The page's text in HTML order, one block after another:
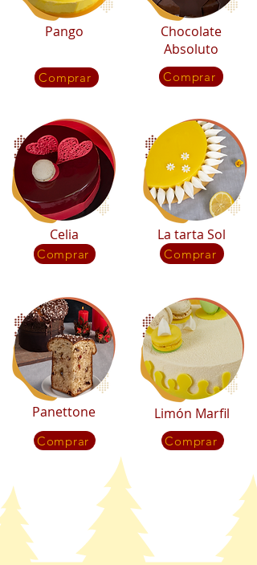
Pango
Comprar
Chocolate
Absoluto
Comprar
Celia
Comprar
La tarta Sol
Comprar
Panettone
Comprar
Limón Marfil
Comprar